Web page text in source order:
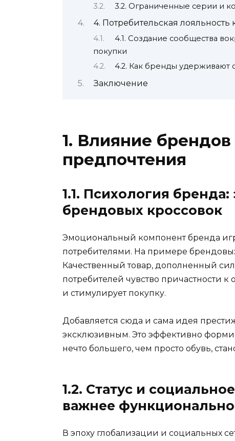
3.2. Ограниченные серии и
4. Потребительская лояльность
4.1. Создание сообщества
покупки
4.2. Как бренды удерживают
Заключение
1. Влияние
предпочтения
1.1. Психология
брендовых кроссовок
Эмоциональный компонент бренда
потребителями. На примере
Качественный товар, дополненный
потребителей чувство причастности
и стимулирует покупку.
Добавляется сюда и сама идея
эксклюзивным. Это эффективно
нечто большего, чем просто обувь,
1.2. Статус и
важнее
В эпоху глобализации и социальных